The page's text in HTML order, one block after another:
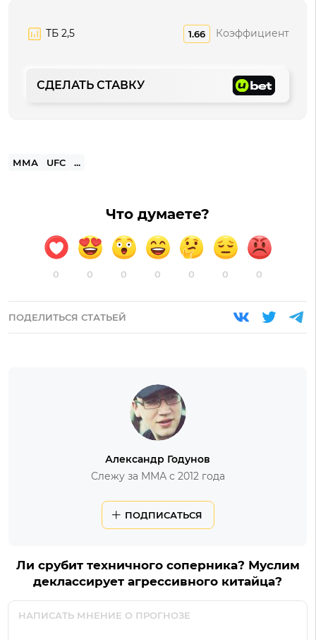
ТБ 2,5 1.66 Коэффициент
СДЕЛАТЬ СТАВКУ
ММА UFC ...
Что думаете?
0 0 0 0 0 0 0
ПОДЕЛИТЬСЯ СТАТЬЕЙ
Александр Годунов
Слежу за ММА с 2012 года
ПОДПИСАТЬСЯ
Ли срубит техничного соперника? Муслим
деклассирует агрессивного китайца?